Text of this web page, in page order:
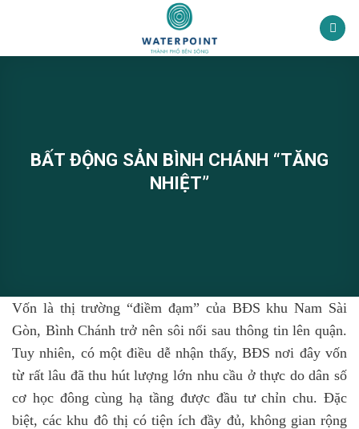
BẤT ĐỘNG SẢN BÌNH CHÁNH “TĂNG
NHIỆT”
Vốn là thị trường “điềm đạm” của BĐS khu Nam Sài
Gòn, Bình Chánh trở nên sôi nổi sau thông tin lên quận.
Tuy nhiên, có một điều dễ nhận thấy, BĐS nơi đây vốn
từ rất lâu đã thu hút lượng lớn nhu cầu ở thực do dân số
cơ học đông cùng hạ tầng được đầu tư chỉn chu. Đặc
biệt, các khu đô thị có tiện ích đầy đủ, không gian rộng